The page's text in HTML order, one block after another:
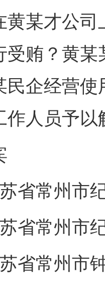
某才公司
受贿？黄
民企经营
作人员予以
常州市纪
常州市纪
常州市钟